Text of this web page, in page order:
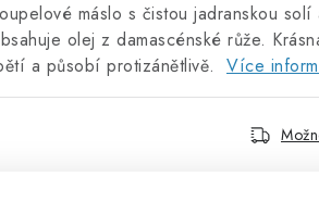
máslo s čistou jadranskou solí
olej z damascénské růže.
a působí protizánětlivě. Více